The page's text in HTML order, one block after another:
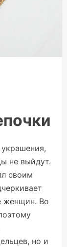
не выйдут.
своим
женщин. Во
но и